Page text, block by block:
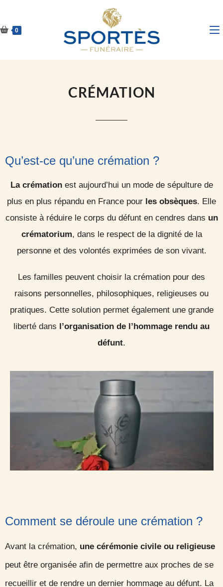
0
CRÉMATION
Qu’est-ce qu’une crémation ?
La crémationest aujourd’hui un mode de sépulture de
plus en plus répandu en France pour les obsèques. Elle
consiste à réduire le corps du défunt en cendres dans un
crématorium, dans le respect de la dignité de la
personne et des volontés exprimées de son vivant.
Les familles peuvent choisir la crémation pour des
raisons personnelles, philosophiques, religieuses ou
pratiques. Cette solution permet également une grande
liberté dans l’organisation de l’hommage rendu au
défunt.
Comment se déroule une crémation ?
Avant la crémation, une cérémonie civile ou religieuse
peut être organisée afin de permettre aux proches de se
recueillir et de rendre un dernier hommage au défunt. La